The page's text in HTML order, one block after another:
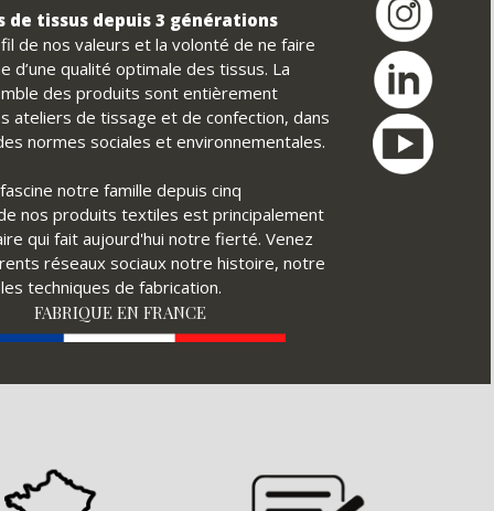
tissus depuis 3 générations
de nos valeurs et la volonté de ne faire
d’une qualité optimale des tissus. La
des produits sont entièrement
ateliers de tissage et de confection, dans
normes sociales et environnementales.
notre famille depuis cinq
nos produits textiles est principalement
qui fait aujourd'hui notre fierté. Venez
réseaux sociaux notre histoire, notre
techniques de fabrication.
FABRIQUE EN FRANCE